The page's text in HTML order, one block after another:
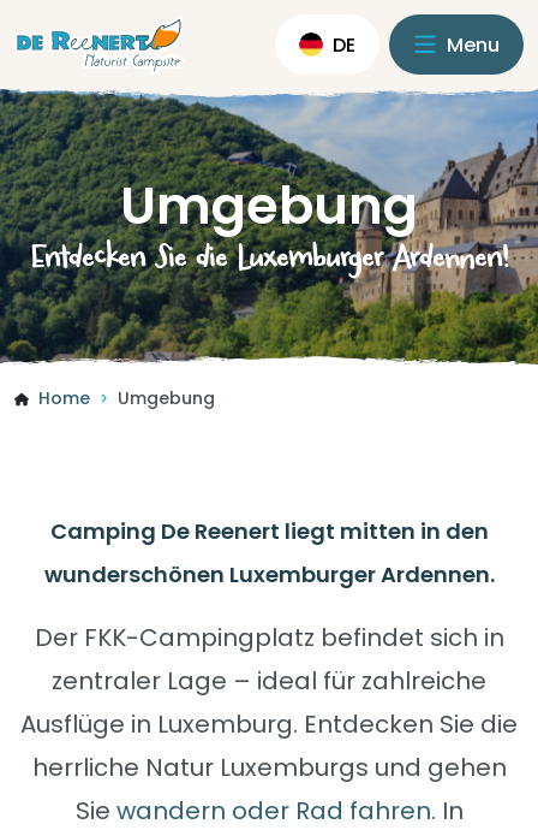
DE Menu
Umgebung
Entdecken Sie die Luxemburger Ardennen!
Home > Umgebung
Camping De Reenert liegt mitten in den
wunderschönen Luxemburger Ardennen.
Der FKK-Campingplatz befindet sich in
zentraler Lage – ideal für zahlreiche
Ausflüge in Luxemburg. Entdecken Sie die
herrliche Natur Luxemburgs und gehen
Sie wandern oder Rad fahren. In